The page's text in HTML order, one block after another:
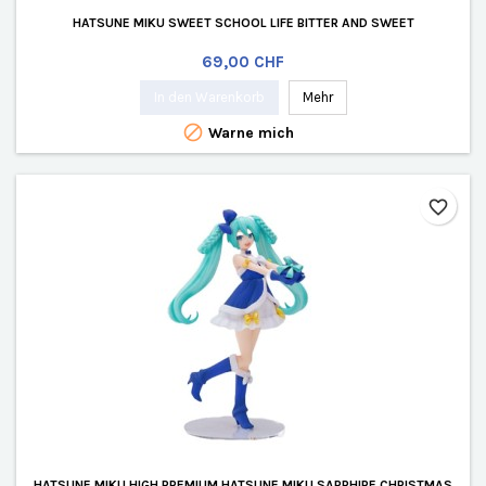
HATSUNE MIKU SWEET SCHOOL LIFE BITTER AND SWEET
Preis
69,00 CHF
Mehr
 Warne mich
favorite_border